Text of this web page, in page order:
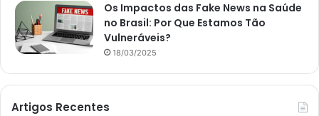
Os Impactos das Fake News na Saúde
no Brasil: Por Que Estamos Tão
Vulneráveis?
18/03/2025
Artigos Recentes